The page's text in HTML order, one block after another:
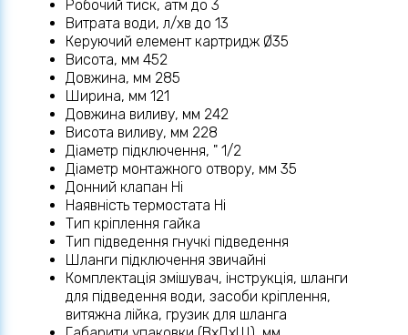
Робочий тиск, атм до 3
Витрата води, л/хв до 13
Керуючий елемент картридж Ø35
Висота, мм 452
Довжина, мм 285
Ширина, мм 121
Довжина виливу, мм 242
Висота виливу, мм 228
Діаметр підключення, " 1/2
Діаметр монтажного отвору, мм 35
Донний клапан Ні
Наявність термостата Ні
Тип кріплення гайка
Тип підведення гнучкі підведення
Шланги підключення звичайні
Комплектація змішувач, інструкція, шланги
для підведення води, засоби кріплення,
витяжна лійка, грузик для шланга